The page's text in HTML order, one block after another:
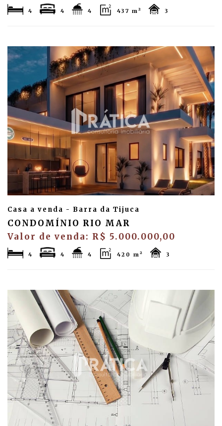
4 4 4 437 m² 3
Casa a venda - Barra da Tijuca
CONDOMÍNIO RIO MAR
Valor de venda: R$ 5.000.000,00
4 4 4 420 m² 3